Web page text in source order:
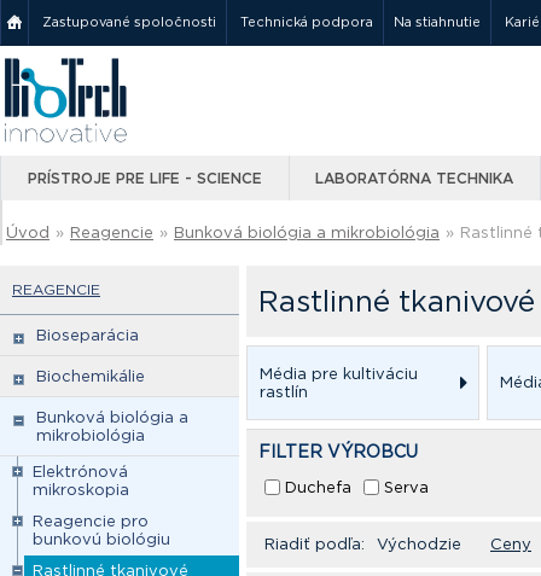
Zastupované spoločnosti Technická podpora Na stiahnutie
PRÍSTROJE PRE LIFE - SCIENCE LABORATÓRNA TECHNIKA
Úvod » Reagencie » Bunková biológia a mikrobiológia » Rastlinné
REAGENCIE
Bioseparácia
Biochemikálie
Bunková biológia a
mikrobiológia
Elektrónová
mikroskopia
Reagencie pro
bunkovú biológiu
Rastlinné tkanivové
Rastlinné
Média pre kultiváciu
rastlín
FILTER VÝROBCU
Duchefa Serva
Riadiť podľa: Východzie Ceny